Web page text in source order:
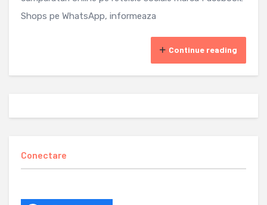
Shops pe WhatsApp, informeaza
Continue reading
Conectare